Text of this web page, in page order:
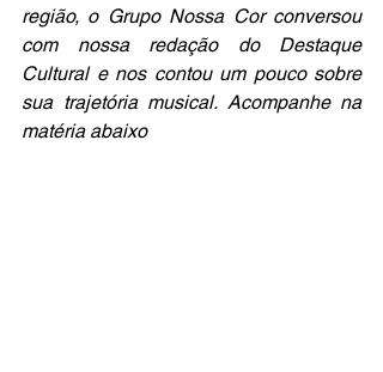
região, o Grupo Nossa Cor conversou
com nossa redação do Destaque
Cultural e nos contou um pouco sobre
sua trajetória musical. Acompanhe na
matéria abaixo